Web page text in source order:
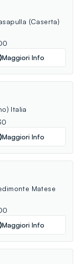
(Caserta)
Maggiori Info
Italia
Maggiori Info
Matese
Maggiori Info